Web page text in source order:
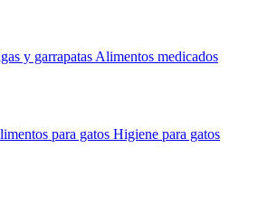
y garrapatas Alimentos medicados
para gatos Higiene para gatos